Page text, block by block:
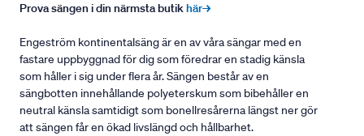
Prova sängen i din närmsta butikhär→
Engeström kontinentalsäng är en av våra sängar med en
fastare uppbyggnad för dig som föredrar en stadig känsla
som håller i sig under flera år. Sängen består av en
sängbotten innehållande polyeterskum som bibehåller en
neutral känsla samtidigt som bonellresårerna längst ner gör
att sängen får en ökad livslängd och hållbarhet.